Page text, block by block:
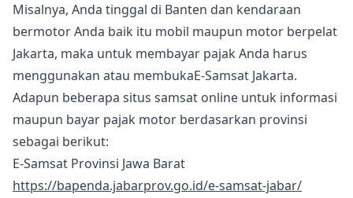
Misalnya, Anda tinggal di Banten dan kendaraan
bermotor Anda baik itu mobil maupun motor berpelat
Jakarta, maka untuk membayar pajak Anda harus
menggunakan atau membukaE-Samsat Jakarta.
Adapun beberapa situs samsat online untuk informasi
maupun bayar pajak motor berdasarkan provinsi
sebagai berikut:
E-Samsat Provinsi Jawa Barat
https://bapenda.jabarprov.go.id/e-samsat-jabar/